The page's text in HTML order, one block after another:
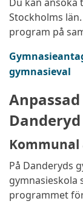
Stockholms
program på
gymnasieval
(extern länk,
Danderyd
Kommunal
På Danderyds
gymnasieskola
programmet